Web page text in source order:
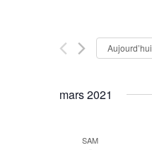
Aujourd’hui
mars 2021
SAM